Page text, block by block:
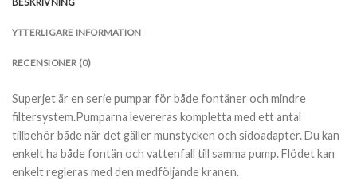
YTTERLIGARE INFORMATION
RECENSIONER (0)
Superjet är en serie pumpar för både fontäner och mindre
filtersystem.Pumparna levereras kompletta med ett antal
tillbehör både när det gäller munstycken och sidoadapter. Du kan
enkelt ha både fontän och vattenfall till samma pump. Flödet kan
enkelt regleras med den medföljande kranen.